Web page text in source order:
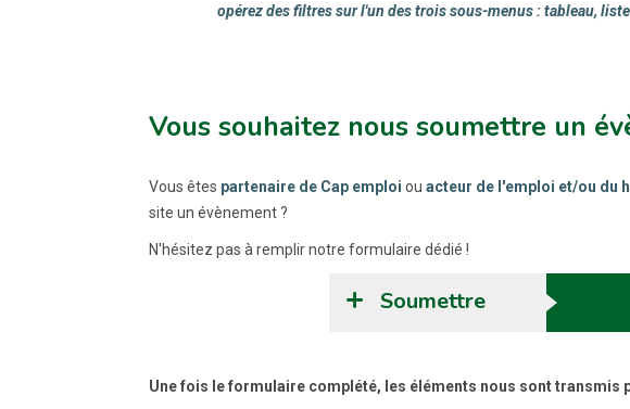
opérez des filtres sur l'un des trois sous-menus : tableau,
Vous souhaitez nous soumettre un
Vous êtes partenaire de Cap emploi ou acteur de l'emploi et/ou du
site un évènement ?
N'hésitez pas à remplir notre formulaire dédié !
Soumettre
Une fois le formulaire complété, les éléments nous sont